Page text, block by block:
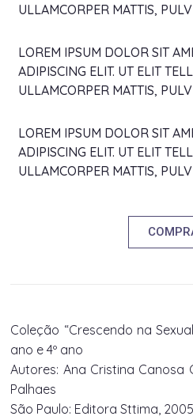
ULLAMCORPER MATTIS,
LOREM IPSUM DOLOR SIT
ADIPISCING ELIT. UT ELIT
ULLAMCORPER MATTIS,
LOREM IPSUM DOLOR SIT
ADIPISCING ELIT. UT ELIT
ULLAMCORPER MATTIS,
Coleção “Crescendo na
ano e 4º ano
Autores: Ana Cristina Canosa
Palhaes
São Paulo: Editora Sttima, 2005